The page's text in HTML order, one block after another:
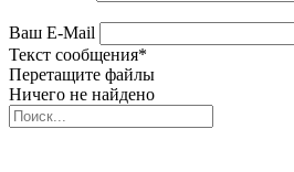
Ваш E-Mail
Текст сообщения*
Перетащите файлы
Ничего не найдено